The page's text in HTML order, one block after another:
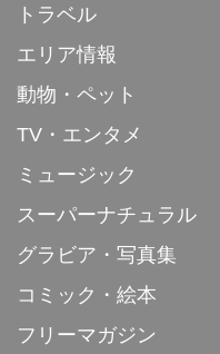
トラベル
エリア情報
動物・ペット
TV・エンタメ
ミュージック
スーパーナチュラル
グラビア・写真集
コミック・絵本
フリーマガジン